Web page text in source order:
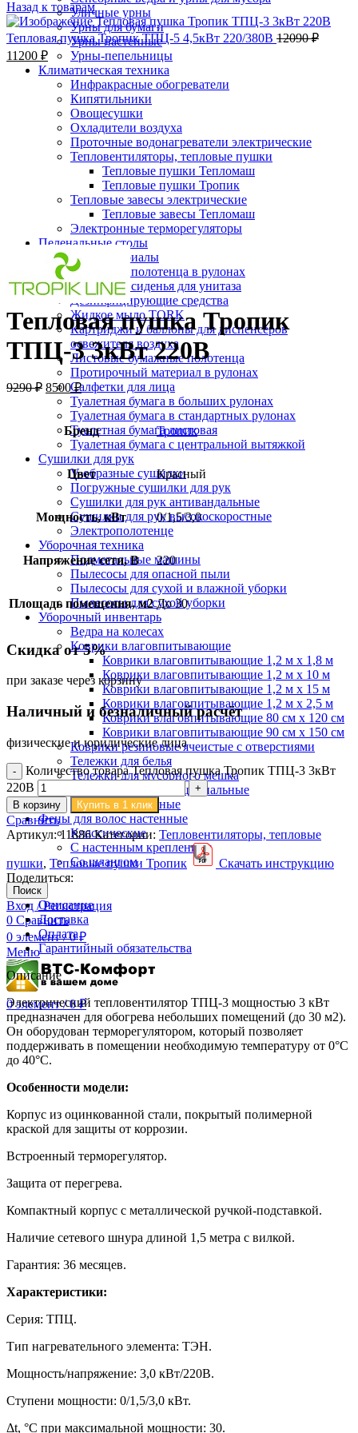
Уличные урны
Урны для бумаги
Урны настенные
Урны-пепельницы
Климатическая техника
Инфракрасные обогреватели
Кипятильники
Овощесушки
Охладители воздуха
Проточные водонагреватели электрические
Тепловентиляторы, тепловые пушки
Тепловые пушки Тепломаш
Тепловые пушки Тропик
Тепловые завесы электрические
Тепловые завесы Тепломаш
Электронные терморегуляторы
Пеленальные столы
Расходные материалы
Бумажные полотенца в рулонах
Бумажные сиденья для унитаза
Дезинфицирующие средства
Жидкое мыло TORK
Картриджи и баллоны для диспенсеров
освежителя воздуха
Листовые бумажные полотенца
Протирочный материал в рулонах
Салфетки для лица
Туалетная бумага в больших рулонах
Туалетная бумага в стандартных рулонах
Туалетная бумага листовая
Туалетная бумага с центральной вытяжкой
Сушилки для рук
V-образные сушилки
Погружные сушилки для рук
Сушилки для рук антивандальные
Сушилки для рук высокоскоростные
Электрополотенце
Уборочная техника
Подметальные машины
Пылесосы для опасной пыли
Пылесосы для сухой и влажной уборки
Пылесосы для сухой уборки
Уборочный инвентарь
Ведра на колесах
Коврики влаговпитывающие
Коврики влаговпитывающие 1,2 м х 1,8 м
Коврики влаговпитывающие 1,2 м х 10 м
Коврики влаговпитывающие 1,2 м х 15 м
Коврики влаговпитывающие 1,2 м х 2,5 м
Коврики влаговпитывающие 80 см х 120 см
Коврики влаговпитывающие 90 см х 150 см
Коврики резиновые ячеистые с отверстиями
Тележки для белья
Тележки для мусорного мешка
Тележки многофункциональные
Тележки уборочные
Фены для волос настенные
Классические
С настенным креплением
Со шлангом
Поиск
Вход / Регистрация
0 Сравнить
0 элемент / 0₽
Меню
0элемент / 0₽
Назад к товарам
Тепловая пушка Тропик ТПЦ-5 4,5кВт 220/380В 12090₽
11200 ₽
-9%;процент скидки
Нажмите, чтобы увеличить
Тепловая пушка Тропик
ТПЦ-3 3кВт 220В
9290₽ 8500₽
Бренд Тропик
Цвет Красный
Мощность, кВт 0/1,5/3,0
Напряжение сети, В 220
Площадь помещения, м2 До 30
Скидка от 5%
при заказе через корзину
Наличный и безналичный расчёт
физические и юридические лица
Количество товара Тепловая пушка Тропик ТПЦ-3 3кВт
220В
В корзину Купить в 1 клик
Сравнить
Артикул:11886Категории: Тепловентиляторы, тепловые
пушки, Тепловые пушки Тропик
Скачать инструкцию
Поделиться:
Описание
Доставка
Оплата
Гарантийный обязательства
Описание
Электрический тепловентилятор ТПЦ-3 мощностью 3 кВт
предназначен для обогрева небольших помещений (до 30 м2).
Он оборудован терморегулятором, который позволяет
поддерживать в помещении необходимую температуру от 0°С
до 40°С.
Особенности модели:
Корпус из оцинкованной стали, покрытый полимерной
краской для защиты от коррозии.
Встроенный терморегулятор.
Защита от перегрева.
Компактный корпус с металлической ручкой-подставкой.
Наличие сетевого шнура длиной 1,5 метра с вилкой.
Гарантия: 36 месяцев.
Характеристики:
Серия: ТПЦ.
Тип нагревательного элемента: ТЭН.
Мощность/напряжение: 3,0 кВт/220В.
Ступени мощности: 0/1,5/3,0 кВт.
Δt, °C при максимальной мощности: 30.